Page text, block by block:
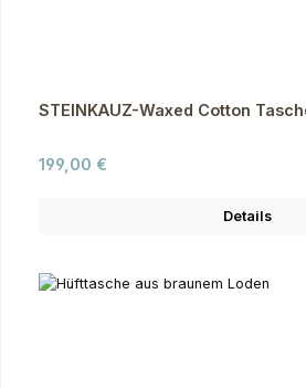
STEINKAUZ-Waxed Cotton
Regulärer Preis:
199,00 €
Details